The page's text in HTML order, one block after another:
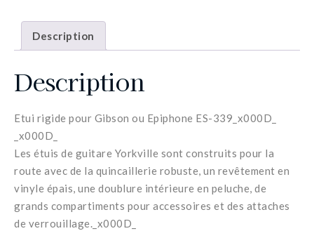
Description
Description
Etui rigide pour Gibson ou Epiphone ES-339_x000D_
_x000D_
Les étuis de guitare Yorkville sont construits pour la
route avec de la quincaillerie robuste, un revêtement en
vinyle épais, une doublure intérieure en peluche, de
grands compartiments pour accessoires et des attaches
de verrouillage._x000D_